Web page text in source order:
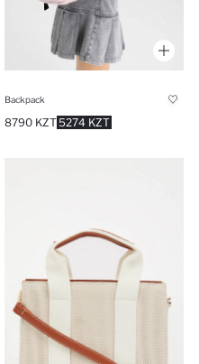
Backpack
5274 KZT
8790 KZT